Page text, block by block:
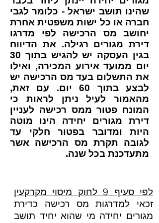
לפי סעיף 9 לחוק מיסוי מקרקעין
זכאי למדרגות מס רכישה כדירת
מגורים יחידה מי שהוא יחיד תושב
שהינו תושב ישראל - כלומר לגבי
חברה או כל ישות משפטית אחרת
יחושב מס הרכישה לפי מדרגו
דירת מגורים רגילה. את הדיווח
בגין העסקה יש להגיש בתוך 30
יום ממועד אירוע המכירה, ואילו
את התשלום בעד מס הרכישה יש
לבצע בתוך 60 יום. עם זאת,
מהאמור לעיל ניתן לראות כי
המונח פטור ממס רכישה לעניין
דירת מגורים יחידה הינו מוטה
היות ומדובר בפטור חלקי עד
לגובה תקרת מס הרכישה אשר
מתעדכנת בכל שנה.